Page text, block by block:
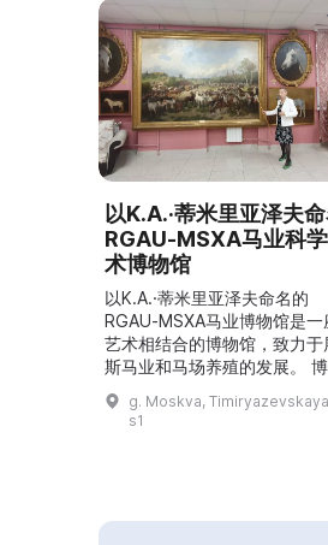
以K.A.·蒂米里亚泽夫
RGAU‑MSХА马业科
术博物馆
以K.A.·蒂米里亚泽夫命名的
RGAU‑MSХА马业博物馆是一
艺术相结合的博物馆，致力于
斯马业和马场养殖的发展。 博物馆的
艺术收藏核心来自马场主、普
基马场（Прилепский
作品，馆藏艺术家超过200位
g. Moskva,
s1